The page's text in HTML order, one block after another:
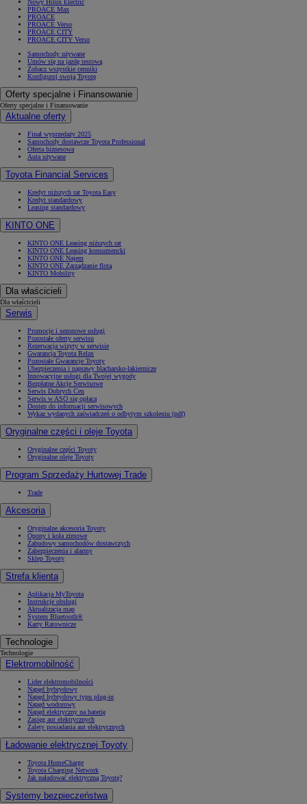
PROACE Max
PROACE
PROACE Verso
PROACE CITY
PROACE CITY Verso
Samochody używane
Umów się na jazdę testową
Zobacz wszystkie cenniki
Konfiguruj swoją Toyotę
Oferty specjalne i Finansowanie
Oferty specjalne i Finansowanie
Aktualne oferty
Finał wyprzedaży 2025
Samochody dostawcze Toyota Professional
Oferta biznesowa
Auta używane
Toyota Financial Services
Kredyt niższych rat Toyota Easy
Kredyt standardowy
Leasing standardowy
KINTO ONE
KINTO ONE Leasing niższych rat
KINTO ONE Leasing konsumencki
KINTO ONE Najem
KINTO ONE Zarządzanie flotą
KINTO Mobility
Dla właścicieli
Dla właścicieli
Serwis
Promocje i sezonowe usługi
Pozostałe oferty serwisu
Rezerwacja wizyty w serwisie
Gwarancja Toyota Relax
Pozostałe Gwarancje Toyoty
Ubezpieczenia i naprawy blacharsko-lakiernicze
Innowacyjne usługi dla Twojej wygody
Bezpłatne Akcje Serwisowe
Serwis Dobrych Cen
Serwis w ASO się opłaca
Dostęp do informacji serwisowych
Wykaz wydanych zaświadczeń o odbytym szkoleniu (pdf)
Oryginalne części i oleje Toyota
Oryginalne części Toyoty
Oryginalne oleje Toyoty
Program Sprzedaży Hurtowej Trade
Trade
Akcesoria
Oryginalne akcesoria Toyoty
Opony i koła zimowe
Zabudowy samochodów dostawczych
Zabezpieczenia i alarmy
Sklep Toyoty
Strefa klienta
Aplikacja MyToyota
Instrukcje obsługi
Aktualizacja map
System Bluetooth®
Karty Ratownicze
Technologie
Technologie
Elektromobilność
Lider elektromobilności
Napęd hybrydowy
Napęd hybrydowy typu plug-in
Napęd wodorowy
Napęd elektryczny na baterię
Zasięg aut elektrycznych
Zalety posiadania aut elektrycznych
Ładowanie elektrycznej Toyoty
Toyota HomeCharge
Toyota Charging Network
Jak naładować elektryczną Toyotę?
Systemy bezpieczeństwa